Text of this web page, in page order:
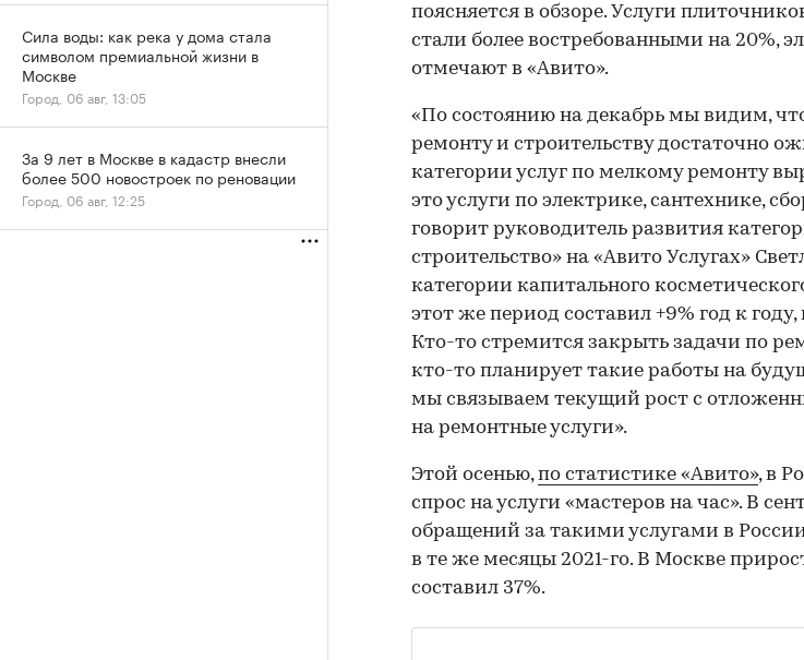
поясняется в обзоре. Услуги
стали более востребованными на 20%,
отмечают в «Авито».
«По состоянию на декабрь мы видим,
ремонту и строительству достаточно
категории услуг по мелкому ремонту
это услуги по электрике, сантехнике,
говорит руководитель развития
строительство» на «Авито Услугах»
категории капитального
этот же период составил +9% год к году,
Кто-то стремится закрыть задачи по
кто-то планирует такие работы на
мы связываем текущий рост с
на ремонтные услуги».
Этой осенью,по статистике «Авито», в
спрос на услуги «мастеров на час». В
обращений за такими услугами в
в те же месяцы 2021-го. В Москве
составил 37%.
Сила воды: как река у дома стала
символом премиальной жизни в
Москве
Город, 06 авг, 13:05
За 9 лет в Москве в кадастр внесли
более 500 новостроек по реновации
Город, 06 авг, 12:25